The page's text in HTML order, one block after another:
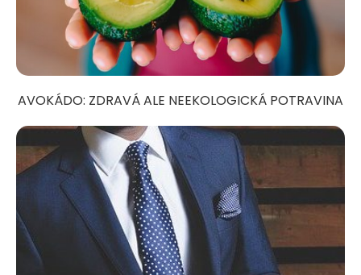
AVOKÁDO: ZDRAVÁ ALE NEEKOLOGICKÁ POTRAVINA